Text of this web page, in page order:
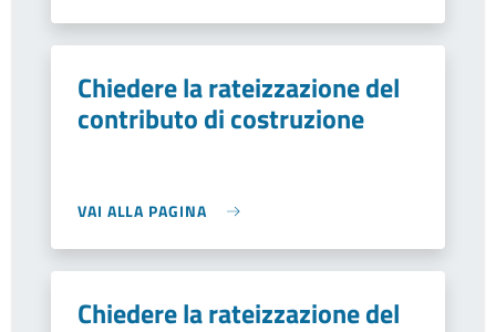
Chiedere la rateizzazione del
contributo di costruzione
VAI ALLA PAGINA
Chiedere la rateizzazione del